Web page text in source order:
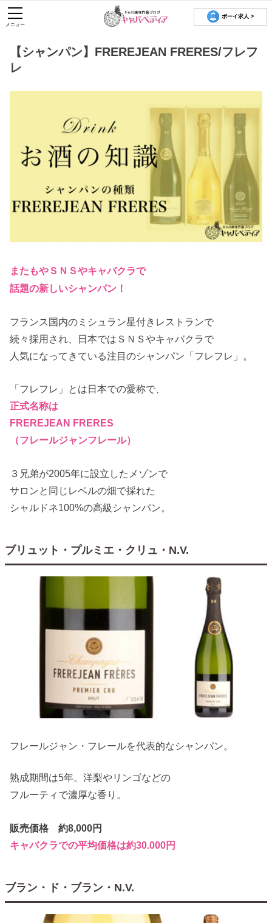
ボーイ求人 >
メニュー
【シャンパン】FREREJEAN FRERES/フレフ
レ
またもやＳＮＳやキャバクラで
話題の新しいシャンパン！
フランス国内のミシュラン星付きレストランで
続々採用され、日本ではＳＮＳやキャバクラで
人気になってきている注目のシャンパン「フレフレ」。
「フレフレ」とは日本での愛称で、
正式名称は
FREREJEAN FRERES
（フレールジャンフレール）
３兄弟が2005年に設立したメゾンで
サロンと同じレベルの畑で採れた
シャルドネ100%の高級シャンパン。
ブリュット・プルミエ・クリュ・N.V.
フレールジャン・フレールを代表的なシャンパン。
熟成期間は5年。洋梨やリンゴなどの
フルーティで濃厚な香り。
販売価格 約8,000円
キャバクラでの平均価格は約30.000円
ブラン・ド・ブラン・N.V.